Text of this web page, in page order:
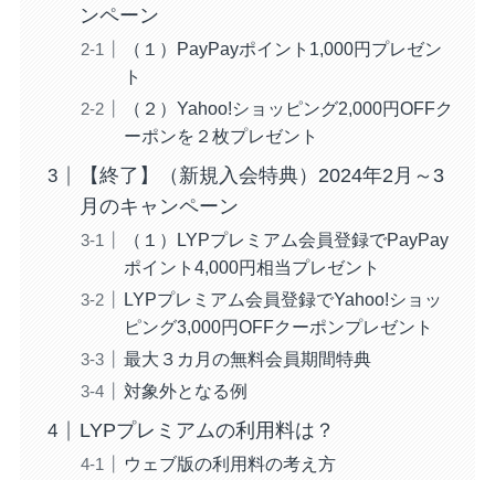
ンペーン
（１）PayPayポイント1,000円プレゼン
ト
（２）Yahoo!ショッピング2,000円OFFク
ーポンを２枚プレゼント
【終了】（新規入会特典）2024年2月～3
月のキャンペーン
（１）LYPプレミアム会員登録でPayPay
ポイント4,000円相当プレゼント
LYPプレミアム会員登録でYahoo!ショッ
ピング3,000円OFFクーポンプレゼント
最大３カ月の無料会員期間特典
対象外となる例
LYPプレミアムの利用料は？
ウェブ版の利用料の考え方